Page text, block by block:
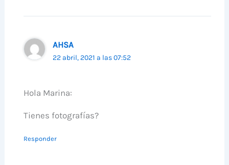
AHSA
22 abril, 2021 a las 07:52
Hola Marina:
Tienes fotografías?
Responder